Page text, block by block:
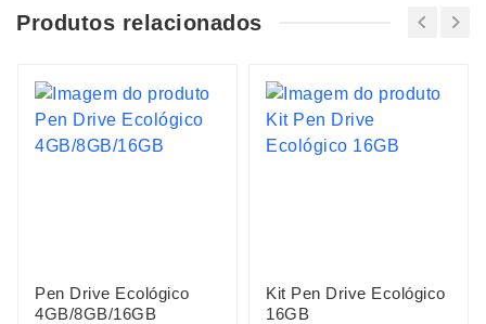
Produtos relacionados
Pen Drive Ecológico
4GB/8GB/16GB
Kit Pen Drive Ecológico
16GB